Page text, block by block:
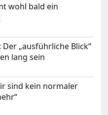
wohl bald ein
Der „ausführliche Blick“
lang sein
sind kein normaler